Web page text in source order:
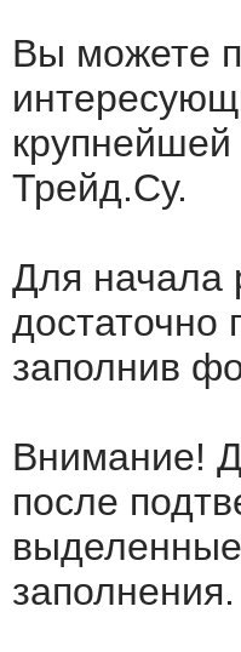
Вы можете
крупнейшей
Трейд.Су.
Для начала
достаточно
заполнив
Внимание!
после
выделенные
заполнения.